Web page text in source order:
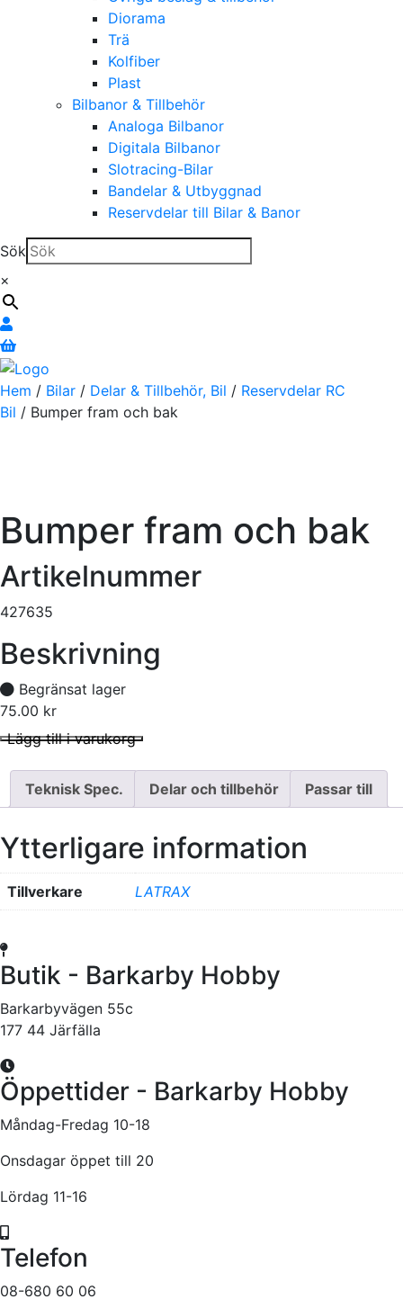
Diorama
Trä
Kolfiber
Plast
Bilbanor & Tillbehör
Analoga Bilbanor
Digitala Bilbanor
Slotracing-Bilar
Bandelar & Utbyggnad
Reservdelar till Bilar & Banor
Sök
×
Hem / Bilar / Delar & Tillbehör, Bil / Reservdelar RC
Bil / Bumper fram och bak
Bumper fram och bak
Artikelnummer
427635
Beskrivning
Begränsat lager
75.00 kr
I lager
Bumper fram och bak mängd
Lägg till i varukorg
Teknisk Spec. Delar och tillbehör Passar till
Ytterligare information
Tillverkare LATRAX
Butik - Barkarby Hobby
Barkarbyvägen 55c
177 44 Järfälla
Öppettider - Barkarby Hobby
Måndag-Fredag 10-18
Onsdagar öppet till 20
Lördag 11-16
Telefon
08-680 60 06